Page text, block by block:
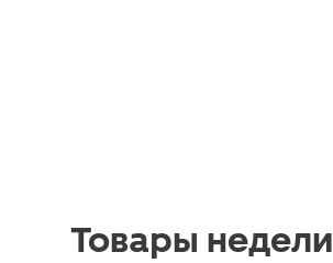
Товары недели